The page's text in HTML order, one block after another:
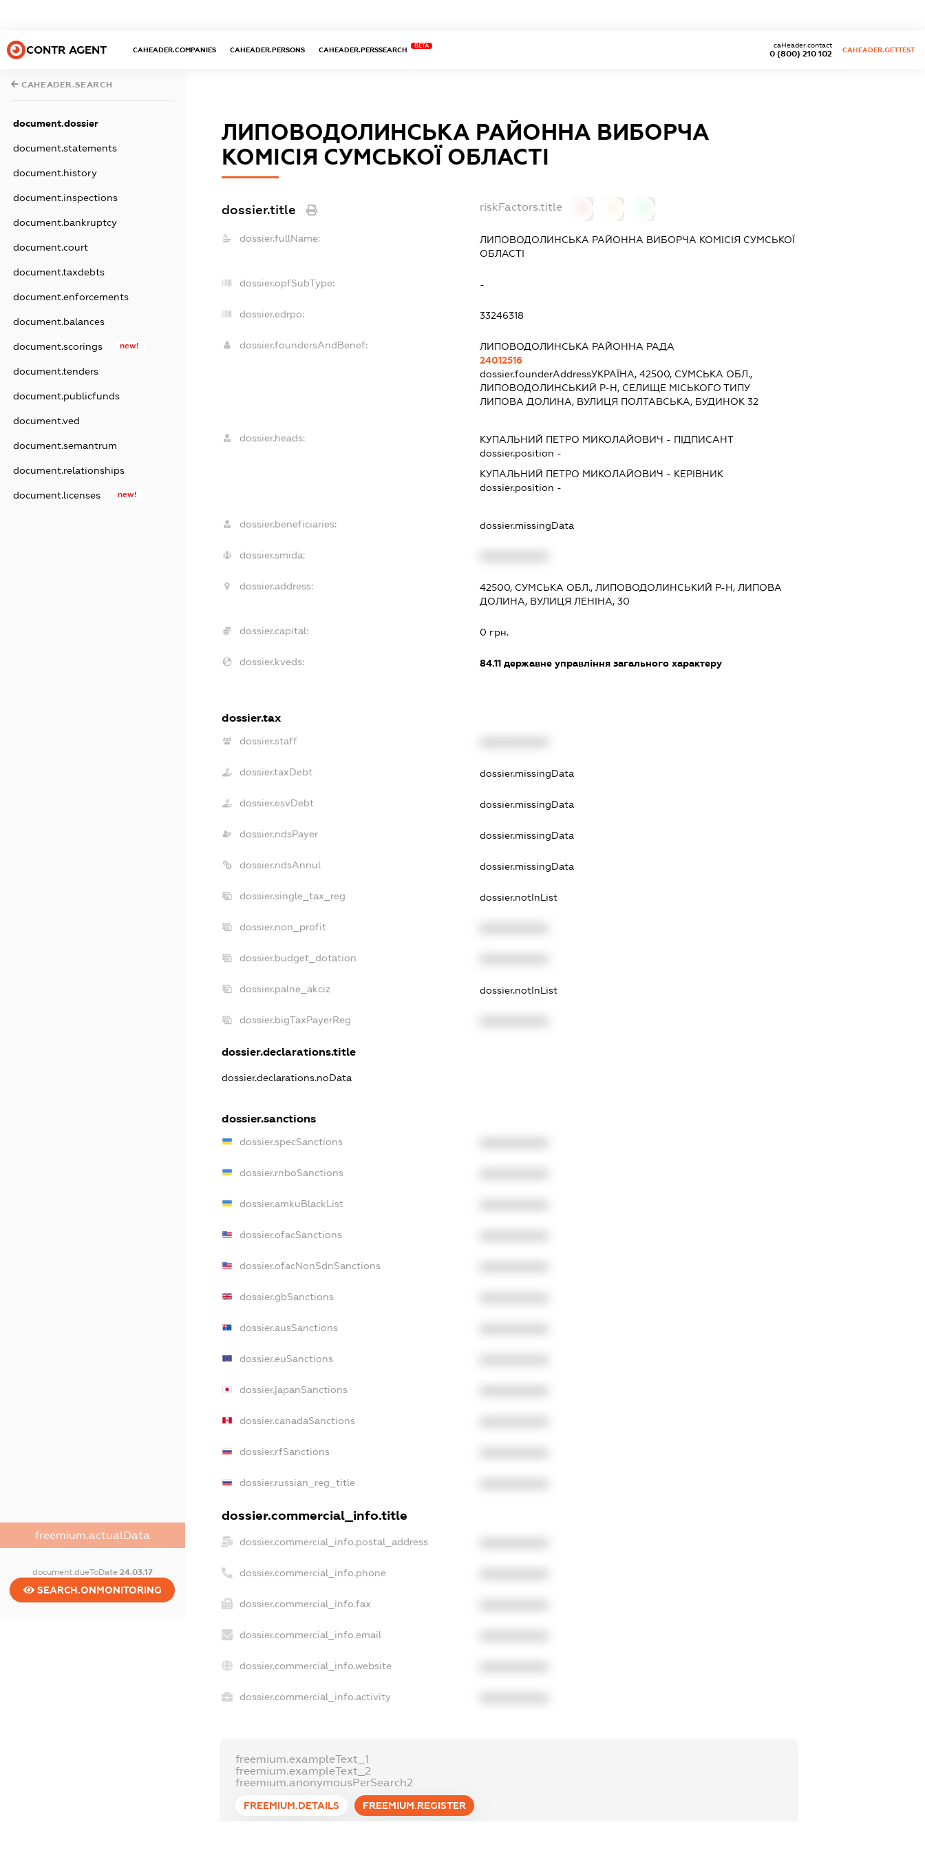
CONTR AGENT CAHEADER.COMPANIES CAHEADER.PERSONS CAHEADER.PERSSEARCH
BETA
0 (800) 210 102
caHeader.contact
CAHEADER.GETTEST
CAHEADER.SEARCH
document.dossier
document.statements
document.history
document.inspections
document.bankruptcy
document.court
document.taxdebts
document.enforcements
document.balances
document.scorings new!
document.tenders
document.publicfunds
document.ved
document.semantrum
document.relationships
document.licenses new!
freemium.actualData
document.dueToDate 24.03.17
SEARCH.ONMONITORING
ЛИПОВОДОЛИНСЬКА РАЙОННА ВИБОРЧА
КОМІСІЯ СУМСЬКОЇ ОБЛАСТІ
dossier.title riskFactors.title
dossier.fullName:
ЛИПОВОДОЛИНСЬКА РАЙОННА ВИБОРЧА КОМІСІЯ СУМСЬКОЇ
ОБЛАСТІ
dossier.opfSubType: -
dossier.edrpo: 33246318
dossier.foundersAndBenef:
ЛИПОВОДОЛИНСЬКА РАЙОННА РАДА
24012516
dossier.founderAddressУКРАЇНА, 42500, СУМСЬКА ОБЛ.,
ЛИПОВОДОЛИНСЬКИЙ Р-Н, СЕЛИЩЕ МІСЬКОГО ТИПУ
ЛИПОВА ДОЛИНА, ВУЛИЦЯ ПОЛТАВСЬКА, БУДИНОК 32
dossier.heads: КУПАЛЬНИЙ ПЕТРО МИКОЛАЙОВИЧ - ПІДПИСАНТ
dossier.position -
КУПАЛЬНИЙ ПЕТРО МИКОЛАЙОВИЧ - КЕРІВНИК
dossier.position -
dossier.beneficiaries: dossier.missingData
dossier.smida:
dossier.address:
42500, СУМСЬКА ОБЛ., ЛИПОВОДОЛИНСЬКИЙ Р-Н, ЛИПОВА
ДОЛИНА, ВУЛИЦЯ ЛЕНІНА, 30
dossier.capital: 0 грн.
dossier.kveds: 84.11 державне управління загального характеру
dossier.tax
dossier.staff
dossier.taxDebt dossier.missingData
dossier.esvDebt dossier.missingData
dossier.ndsPayer dossier.missingData
dossier.ndsAnnul dossier.missingData
dossier.single_tax_reg dossier.notInList
dossier.non_profit
dossier.budget_dotation
dossier.palne_akciz dossier.notInList
dossier.bigTaxPayerReg
dossier.declarations.title
dossier.declarations.noData
dossier.sanctions
dossier.specSanctions
dossier.rnboSanctions
dossier.amkuBlackList
dossier.ofacSanctions
dossier.ofacNonSdnSanctions
dossier.gbSanctions
dossier.ausSanctions
dossier.euSanctions
dossier.japanSanctions
dossier.canadaSanctions
dossier.rfSanctions
dossier.russian_reg_title
dossier.commercial_info.title
dossier.commercial_info.postal_address
dossier.commercial_info.phone
dossier.commercial_info.fax
dossier.commercial_info.email
dossier.commercial_info.website
dossier.commercial_info.activity
freemium.exampleText_1
freemium.exampleText_2
freemium.anonymousPerSearch2
FREEMIUM.DETAILS FREEMIUM.REGISTER